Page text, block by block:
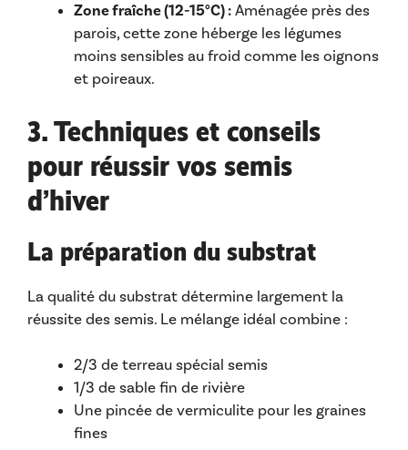
Zone fraîche (12-15°C) : Aménagée près des
parois, cette zone héberge les légumes
moins sensibles au froid comme les oignons
et poireaux.
3. Techniques et conseils
pour réussir vos semis
d’hiver
La préparation du substrat
La qualité du substrat détermine largement la
réussite des semis. Le mélange idéal combine :
2/3 de terreau spécial semis
1/3 de sable fin de rivière
Une pincée de vermiculite pour les graines
fines